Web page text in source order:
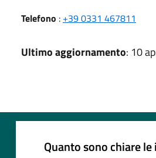
Telefono : +39 0331 467811
Ultimo aggiornamento: 10
Quanto sono chiare